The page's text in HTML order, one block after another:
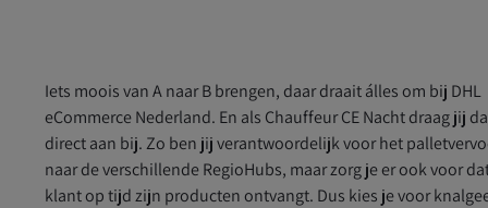
Iets moois van A naar B brengen, daar draait álles om bij DHL
eCommerce Nederland. En als Chauffeur CE Nacht draag jij
direct aan bij. Zo ben jij verantwoordelijk voor het
naar de verschillende RegioHubs, maar zorg je er ook voor
klant op tijd zijn producten ontvangt. Dus kies je voor